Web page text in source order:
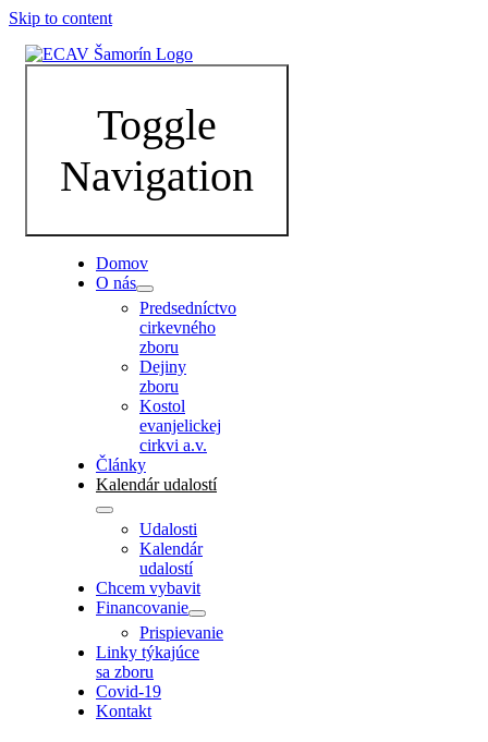
Skip to content
Toggle
Navigation
Domov
O nás
Predsedníctvo
cirkevného
zboru
Dejiny
zboru
Kostol
evanjelickej
cirkvi a.v.
Články
Kalendár udalostí
Udalosti
Kalendár
udalostí
Chcem vybavit
Financovanie
Prispievanie
Linky týkajúce
sa zboru
Covid-19
Kontakt